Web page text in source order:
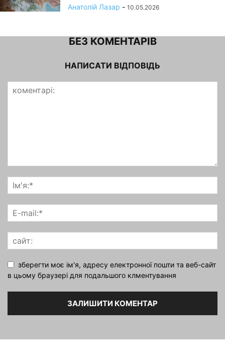
Анатолій Лазар - 10.05.2026
БЕЗ КОМЕНТАРІВ
НАПИСАТИ ВІДПОВІДЬ
зберегти моє ім'я, адресу електронної пошти та веб-сайт
в цьому браузері для подальшого клментування